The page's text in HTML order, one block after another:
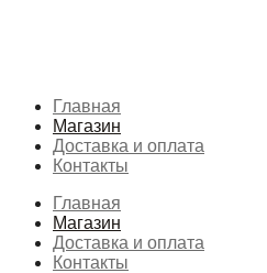
Главная
Магазин
Доставка и оплата
Контакты
Главная
Магазин
Доставка и оплата
Контакты